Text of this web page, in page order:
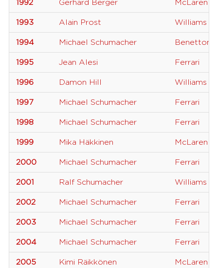
1992 Gerhard Berger McLaren
1993 Alain Prost Williams
1994 Michael Schumacher Benetton
1995 Jean Alesi Ferrari
1996 Damon Hill Williams
1997 Michael Schumacher Ferrari
1998 Michael Schumacher Ferrari
1999 Mika Häkkinen McLaren
2000 Michael Schumacher Ferrari
2001 Ralf Schumacher Williams
2002 Michael Schumacher Ferrari
2003 Michael Schumacher Ferrari
2004 Michael Schumacher Ferrari
2005 Kimi Räikkönen McLaren